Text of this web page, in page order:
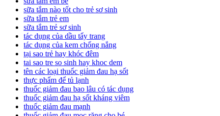
sữa tắm nào tốt cho trẻ sơ sinh
sữa tắm trẻ em
sữa tắm trẻ sơ sinh
tác dụng của dầu tẩy trang
tác dụng của kem chống nắng
tại sao trẻ hay khóc đêm
tai sao tre so sinh hay khoc dem
tên các loại thuốc giảm đau hạ sốt
thực phẩm để tủ lạnh
thuốc giảm đau bao lâu có tác dụng
thuốc giảm đau hạ sốt kháng viêm
thuốc giảm đau mạnh